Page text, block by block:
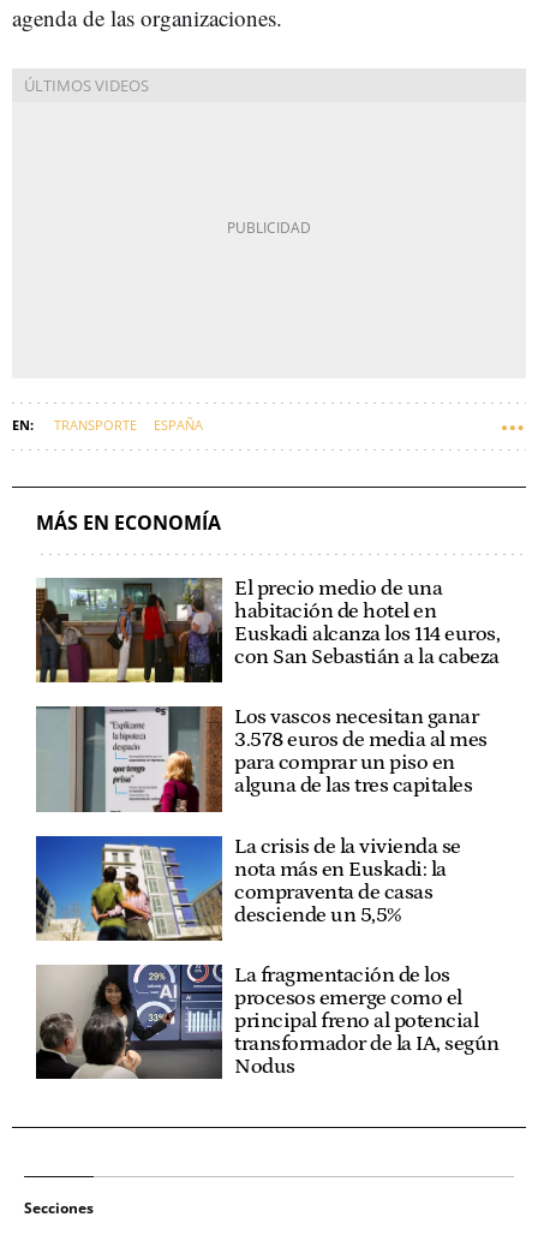
agenda de las organizaciones.
TRANSPORTE ESPAÑA
MÁS EN ECONOMÍA
El precio medio de una
habitación de hotel en
Euskadi alcanza los 114 euros,
con San Sebastián a la cabeza
Los vascos necesitan ganar
3.578 euros de media al mes
para comprar un piso en
alguna de las tres capitales
La crisis de la vivienda se
nota más en Euskadi: la
compraventa de casas
desciende un 5,5%
La fragmentación de los
procesos emerge como el
principal freno al potencial
transformador de la IA, según
Nodus
Secciones